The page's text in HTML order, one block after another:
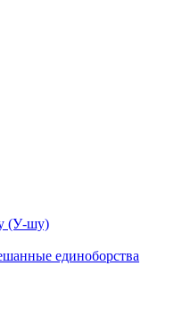
(У-шу)
единоборства